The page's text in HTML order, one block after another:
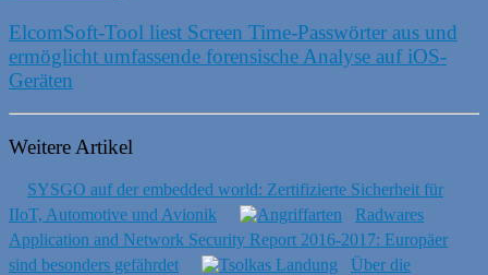
ElcomSoft-Tool liest Screen Time-Passwörter aus und
ermöglicht umfassende forensische Analyse auf iOS-
Geräten
Weitere Artikel
SYSGO auf der embedded world: Zertifizierte Sicherheit für
IIoT, Automotive und Avionik
Radwares
Application and Network Security Report 2016-2017: Europäer
sind besonders gefährdet
Über die